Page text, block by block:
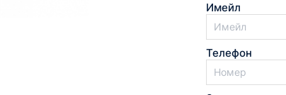
Имейл
Телефон